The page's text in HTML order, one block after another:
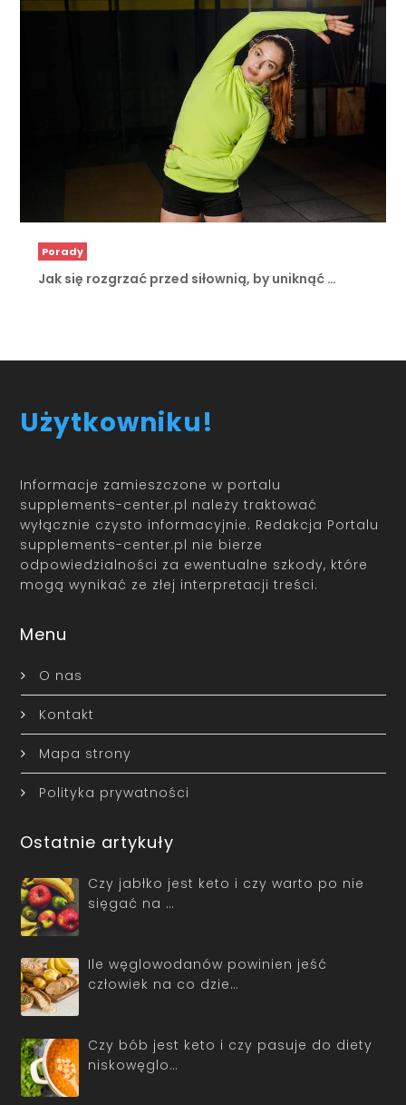
Porady
Jak się rozgrzać przed siłownią, by uniknąć …
Użytkowniku!
Informacje zamieszczone w portalu
supplements-center.pl należy traktować
wyłącznie czysto informacyjnie. Redakcja Portalu
supplements-center.pl nie bierze
odpowiedzialności za ewentualne szkody, które
mogą wynikać ze złej interpretacji treści.
Menu
O nas
Kontakt
Mapa strony
Polityka prywatności
Ostatnie artykuły
Czy jabłko jest keto i czy warto po nie
sięgać na …
Ile węglowodanów powinien jeść
człowiek na co dzie…
Czy bób jest keto i czy pasuje do diety
niskowęglo…